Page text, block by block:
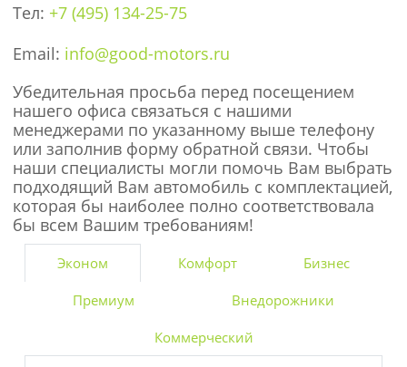
Тел: +7 (495) 134-25-75
Email: info@good-motors.ru
Убедительная просьба перед посещением
нашего офиса связаться с нашими
менеджерами по указанному выше телефону
или заполнив форму обратной связи. Чтобы
наши специалисты могли помочь Вам выбрать
подходящий Вам автомобиль с комплектацией,
которая бы наиболее полно соответствовала
бы всем Вашим требованиям!
Эконом Комфорт Бизнес
Премиум Внедорожники
Коммерческий